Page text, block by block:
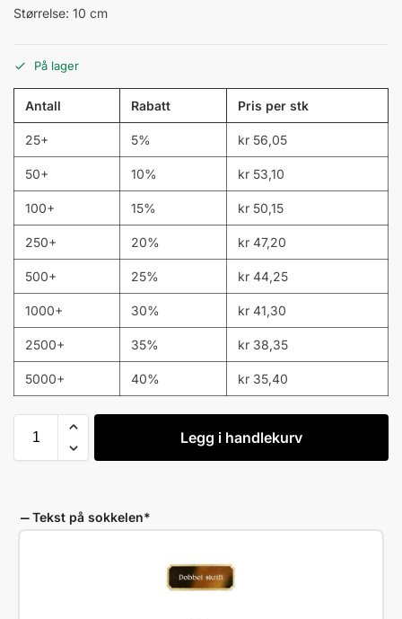
Størrelse: 10 cm
På lager
Antall Rabatt Pris per stk
25+ 5% kr 56,05
50+ 10% kr 53,10
100+ 15% kr 50,15
250+ 20% kr 47,20
500+ 25% kr 44,25
1000+ 30% kr 41,30
2500+ 35% kr 38,35
5000+ 40% kr 35,40
Legg i handlekurv
Tekst på sokkelen*